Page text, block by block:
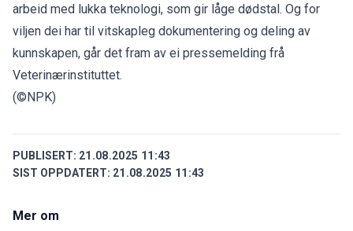
arbeid med lukka teknologi, som gir låge dødstal. Og for
viljen dei har til vitskapleg dokumentering og deling av
kunnskapen, går det fram av ei pressemelding frå
Veterinærinstituttet.
(©NPK)
PUBLISERT: 21.08.2025 11:43
SIST OPPDATERT: 21.08.2025 11:43
Mer om